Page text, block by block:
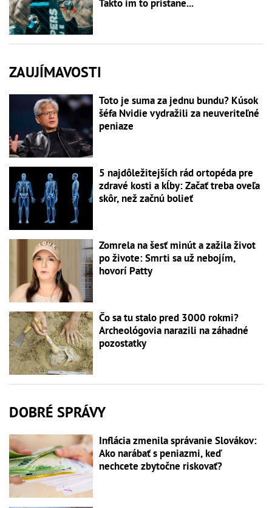
Takto im to pristane...
ZAUJÍMAVOSTI
Toto je suma za jednu bundu? Kúsok
šéfa Nvidie vydražili za neuveriteľné
peniaze
5 najdôležitejších rád ortopéda pre
zdravé kosti a kĺby: Začať treba oveľa
skôr, než začnú bolieť
Zomrela na šesť minút a zažila život
po živote: Smrti sa už nebojím,
hovorí Patty
Čo sa tu stalo pred 3000 rokmi?
Archeológovia narazili na záhadné
pozostatky
DOBRÉ SPRÁVY
Inflácia zmenila správanie Slovákov:
Ako narábať s peniazmi, keď
nechcete zbytočne riskovať?